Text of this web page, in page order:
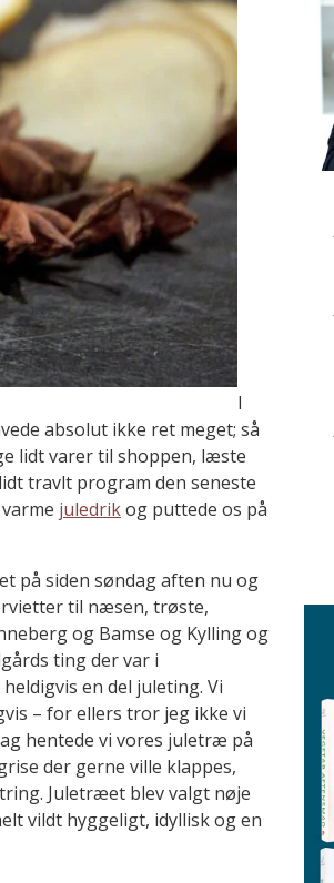
I
absolut ikke ret meget; så
lidt varer til shoppen, læste
travlt program den seneste
juledrikog puttede os på
på siden søndag aften nu og
til næsen, trøste,
og Bamse og Kylling og
ting der var i
en del juleting. Vi
– for ellers tror jeg ikke vi
hentede vi vores juletræ på
der gerne ville klappes,
Juletræet blev valgt nøje
vildt hyggeligt, idyllisk og en